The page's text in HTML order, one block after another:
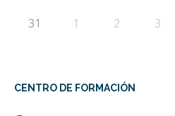
31 1 2 3
CENTRO DE FORMACIÓN